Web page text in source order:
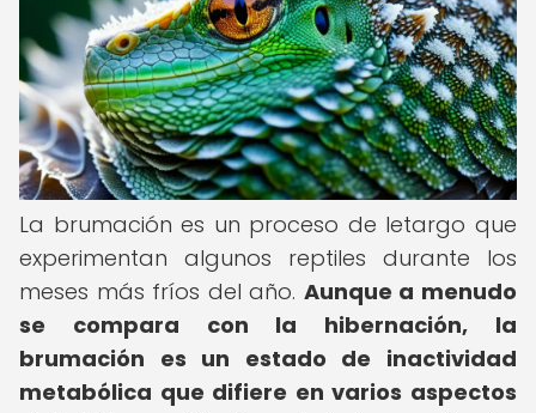
La brumación es un proceso de letargo que
experimentan algunos reptiles durante los
meses más fríos del año. Aunque a menudo
se compara con la hibernación, la
brumación es un estado de inactividad
metabólica que difiere en varios aspectos